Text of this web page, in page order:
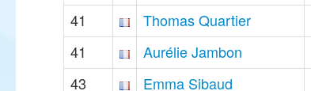
41
Thomas Quartier
41
Aurélie Jambon
43
Emma Sibaud